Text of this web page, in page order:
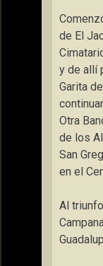
de El
y de allí
Garita
Otra
de los
San
en el
Al